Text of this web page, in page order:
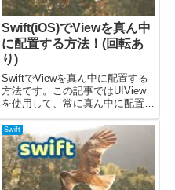
Swift(iOS)でViewを真ん中
に配置する方法！(回転あ
り)
SwiftでViewを真ん中に配置する
方法です。この記事ではUIView
を使用して、常に真ん中に配置す
る方法について書いています。結
論としては、Viewのcenterを指定
してあげると良いです。回転させ
た時にも、再度計算して設定して
あげると...
Swift